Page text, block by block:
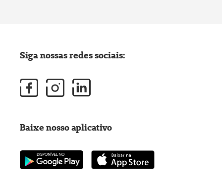
Siga nossas redes sociais:
Baixe nosso aplicativo